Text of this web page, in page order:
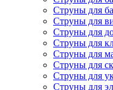
Струны для
Струны для
Струны для
Струны для
Струны для
Струны для
Струны для
Струны для